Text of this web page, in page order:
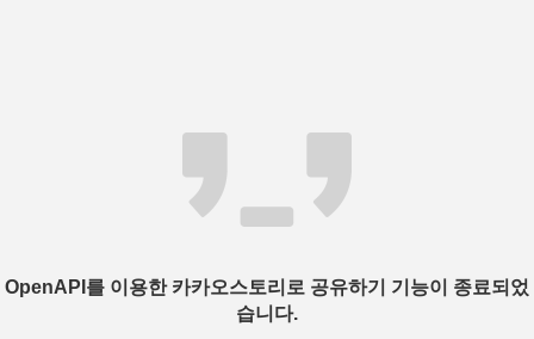
OpenAPI를 이용한 카카오스토리로 공유하기 기능이 종료되었
습니다.